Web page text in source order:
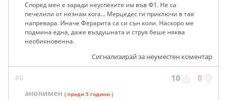
Според мен е заради неуспехите им във Ф1. Не са
печелили от незнам кога... Мерцедес ги приключи в тая
напревара. Иначе Ферарита са си сън коли. Наскоро ме
подмина една, даже въздушната и струя беше няква
необикновенна.
Сигнализирай за неуместен коментар
#6 10 0
анонимен ( преди 5 години )